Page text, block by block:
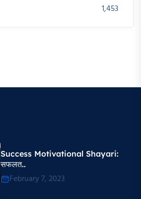
1,453
Success Motivational Shayari​:
सफलत..
February 7, 2023